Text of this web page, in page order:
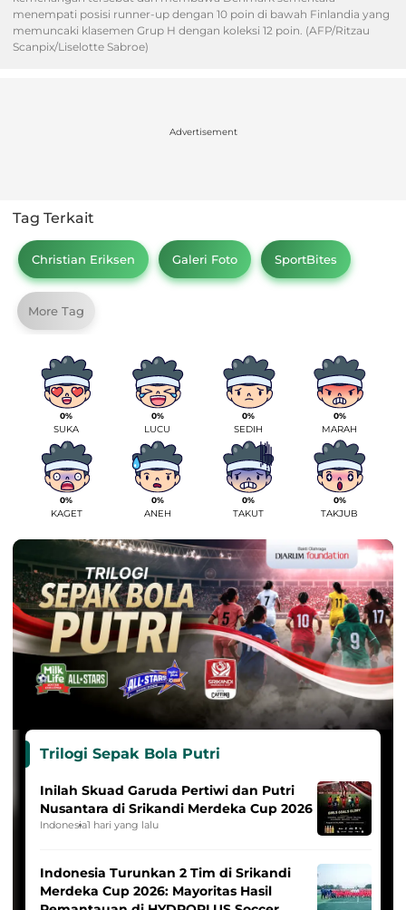
menempati posisi runner-up dengan 10 poin di bawah Finlandia yang
memuncaki klasemen Grup H dengan koleksi 12 poin. (AFP/Ritzau
Scanpix/Liselotte Sabroe)
Advertisement
Tag Terkait
Christian Eriksen Galeri Foto SportBites
More Tag
0%
SUKA
0%
LUCU
0%
SEDIH
0%
MARAH
0%
KAGET
0%
ANEH
0%
TAKUT
0%
TAKJUB
Trilogi Sepak Bola Putri
Inilah Skuad Garuda Pertiwi dan Putri
Nusantara di Srikandi Merdeka Cup 2026
Indonesia1 hari yang lalu
Indonesia Turunkan 2 Tim di Srikandi
Merdeka Cup 2026: Mayoritas Hasil